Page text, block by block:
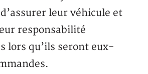
leur véhicule et
responsabilité
lors qu’ils seront eux-